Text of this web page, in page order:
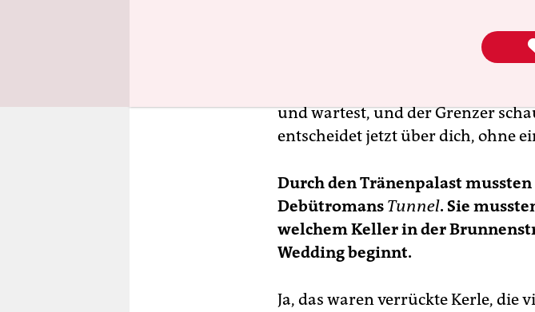
Westberlin. Transitreisende.
einen polnischen Konsularpass
und wartest, und der Grenzer
entscheidet jetzt über dich, ohne
Durch den Tränenpalast
Debütromans Tunnel. Sie
welchem Keller in der
Wedding beginnt.
Ja, das waren verrückte Kerle,